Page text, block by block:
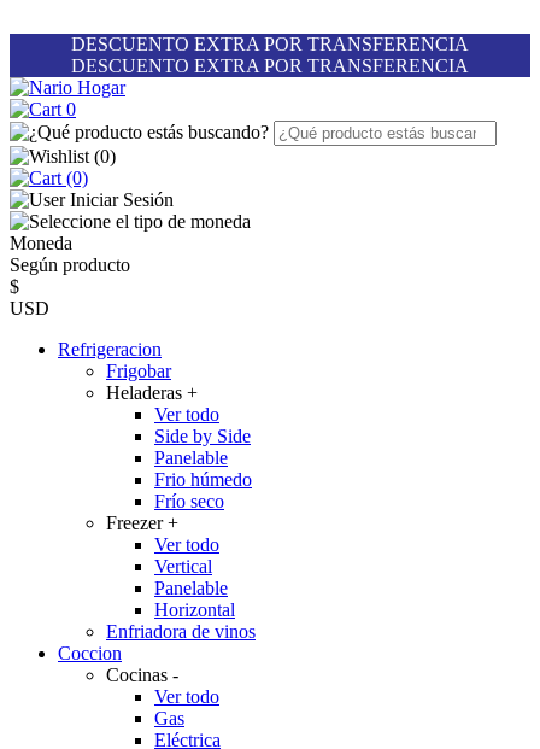
DESCUENTO EXTRA POR TRANSFERENCIA
DESCUENTO EXTRA POR TRANSFERENCIA
0
(0)
(0)
Iniciar Sesión
Moneda
Según producto
$
USD
Refrigeracion
Frigobar
Heladeras +
Ver todo
Side by Side
Panelable
Frio húmedo
Frío seco
Freezer+
Ver todo
Vertical
Panelable
Horizontal
Enfriadora de vinos
Coccion
Cocinas -
Ver todo
Gas
Eléctrica